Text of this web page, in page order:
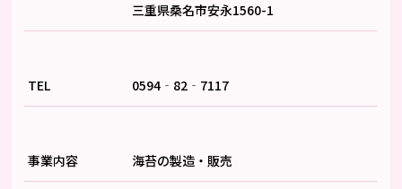
三重県桑名市安永1560-1
TEL 0594‐82‐7117
事業内容 海苔の製造・販売